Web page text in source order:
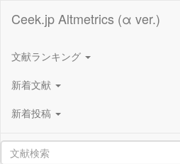
Ceek.jp Altmetrics (α ver.)
文献ランキング
新着文献
新着投稿